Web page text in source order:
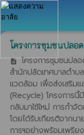
โครงการชุมชนปลอ
description โครงการชุมชนปล
สำนักปลัดเทศบาลตำ
แวดล้อม เพื่อส่งเสริม
(Recycle) โครงการนี้
กลับมาใช้ใหม่ การกำ
โดยได้รับเกียรติจากน
การฯอย่างพร้อมเพรีย